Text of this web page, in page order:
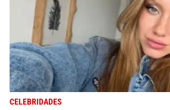
CELEBRIDADES